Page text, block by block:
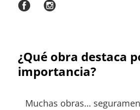
¿Qué obra destaca
importancia?
Muchas obras…